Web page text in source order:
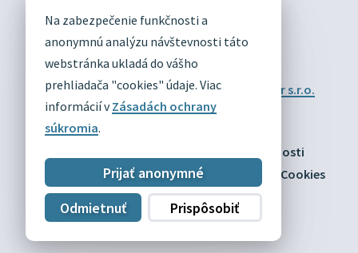
Na zabezpečenie funkčnosti a
anonymnú analýzu návštevnosti táto
webstránka ukladá do vášho
prehliadača "cookies" údaje. Viac
informácií vZásadách ochrany
súkromia.
Prijať anonymné
Odmietnuť
Prispôsobiť
DIVÍN
OFICIÁLNE STRÁNKY
Technický prevádzkovateľ:Alphabet partner s.r.o.
Správca obsahu:Obec Divín
Posledná aktualizácia:
Vyhlásenie o prístupnosti
Zásady ochrany osobných údajov
Nastaviť Cookies